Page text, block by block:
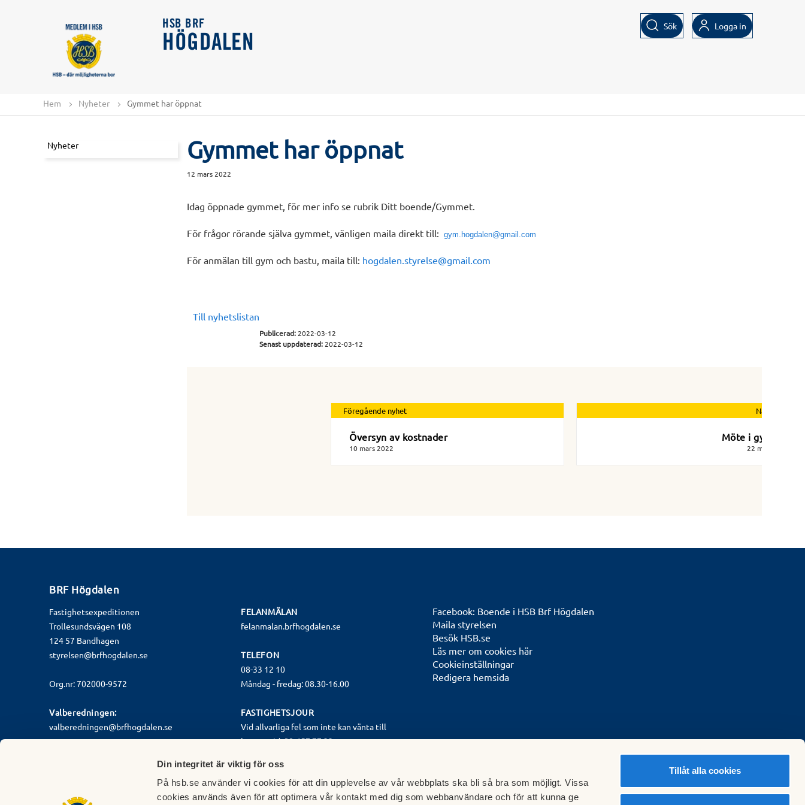
Din integritet är viktig för oss
På hsb.se använder vi cookies för att din upplevelse av vår webbplats ska bli så bra som möjligt. Vissa
cookies används även för att optimera vår kontakt med dig som webbanvändare och för att kunna ge
Tillåt alla cookies
HSB BRF
HÖGDALEN
Sök Logga in
Hem Nyheter Gymmet har öppnat
Nyheter Gymmet har öppnat
12 mars 2022
Idag öppnade gymmet, för mer info se rubrik Ditt boende/Gymmet.
För frågor rörande själva gymmet, vänligen maila direkt till: gym.hogdalen@gmail.com
För anmälan till gym och bastu, maila till: hogdalen.styrelse@gmail.com
Till nyhetslistan
Publicerad:2022-03-12
Senast uppdaterad:2022-03-12
Föregående nyhet
Översyn av kostnader
10 mars 2022
Nästa nyhet
Möte i gymmet
22 mars 2022
BRF Högdalen
Fastighetsexpeditionen
Trollesundsvägen 108
124 57 Bandhagen
styrelsen@brfhogdalen.se
Org.nr: 702000-9572
Valberedningen:
valberedningen@brfhogdalen.se
FELANMÄLAN
felanmalan.brfhogdalen.se
TELEFON
08-33 12 10
Måndag - fredag: 08.30-16.00
FASTIGHETSJOUR
Vid allvarliga fel som inte kan vänta till
kontorstid: 08-657 77 22
Fredag från kl 13.00 - måndag kl 08.00
Jouren gäller även helgdagar.
Facebook: Boende i HSB Brf Högdalen
Maila styrelsen
Besök HSB.se
Läs mer om cookies här
Cookieinställningar
Redigera hemsida